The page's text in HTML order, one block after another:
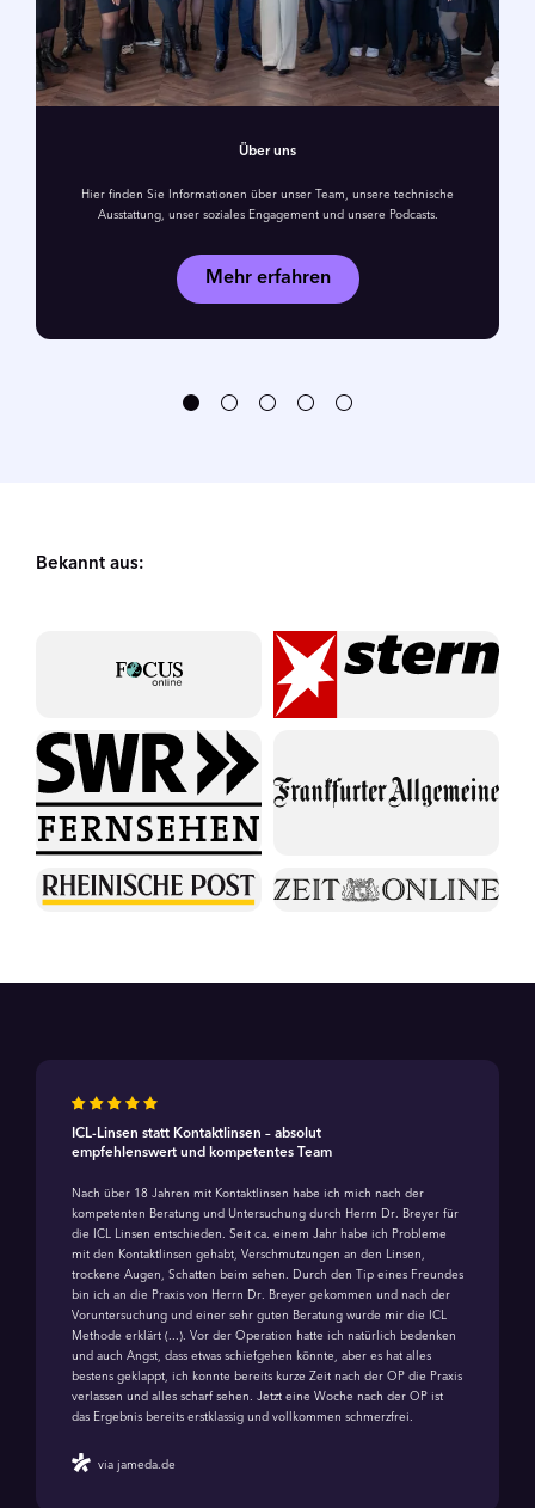
Über uns
Hier finden Sie Informationen über unser Team, unsere technische
Ausstattung, unser soziales Engagement und unsere Podcasts.
Mehr erfahren
Bekannt aus:
ICL-Linsen statt Kontaktlinsen – absolut
empfehlenswert und kompetentes Team
Nach über 18 Jahren mit Kontaktlinsen habe ich mich nach der
kompetenten Beratung und Untersuchung durch Herrn Dr. Breyer für
die ICL Linsen entschieden. Seit ca. einem Jahr habe ich Probleme
mit den Kontaktlinsen gehabt, Verschmutzungen an den Linsen,
trockene Augen, Schatten beim sehen. Durch den Tip eines Freundes
bin ich an die Praxis von Herrn Dr. Breyer gekommen und nach der
Voruntersuchung und einer sehr guten Beratung wurde mir die ICL
Methode erklärt (...). Vor der Operation hatte ich natürlich bedenken
und auch Angst, dass etwas schiefgehen könnte, aber es hat alles
bestens geklappt, ich konnte bereits kurze Zeit nach der OP die Praxis
verlassen und alles scharf sehen. Jetzt eine Woche nach der OP ist
das Ergebnis bereits erstklassig und vollkommen schmerzfrei.
via jameda.de